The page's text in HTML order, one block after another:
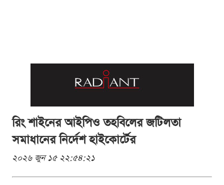
রিং শাইনের আইপিও তহবিলের জটিলতা
সমাধানের নির্দেশ হাইকোর্টের
২০২৬ জুন ১৫ ২২:৫৪:২১